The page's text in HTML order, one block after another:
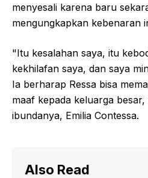
menyesali karena baru
mengungkapkan kebenaran
"Itu kesalahan saya, itu
kekhilafan saya, dan saya
Ia berharap Ressa bisa
maaf kepada keluarga
ibundanya, Emilia Contessa.
Also Read